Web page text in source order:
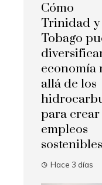
Cómo
Trinidad y
Tobago
economía
allá de los
para crear
empleos
sostenibles
Hace 3 días